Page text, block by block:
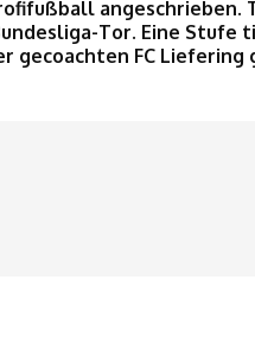
angeschrieben.
Tor. Eine Stufe
gecoachten FC